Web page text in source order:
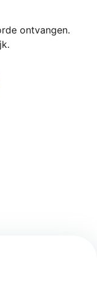
ontvangen.